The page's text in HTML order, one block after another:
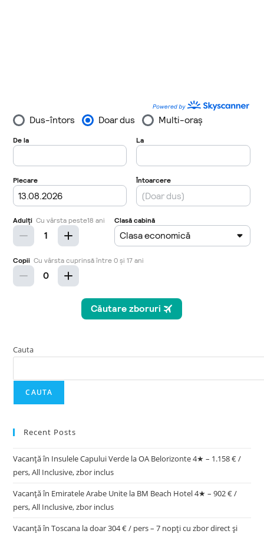
Cauta
CAUTA
Recent Posts
Vacanță în Insulele Capului Verde la OA Belorizonte 4★ – 1.158 € /
pers, All Inclusive, zbor inclus
Vacanță în Emiratele Arabe Unite la BM Beach Hotel 4★ – 902 € /
pers, All Inclusive, zbor inclus
Vacanță în Toscana la doar 304 € / pers – 7 nopți cu zbor direct și